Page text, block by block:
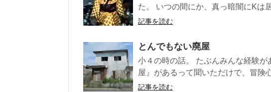
た。 いつの間にか、真っ暗闇にKは
記事を読む
とんでもない廃屋
小４の時の話。 たぶんみんな経験
屋』があるって聞いただけで、冒険
記事を読む